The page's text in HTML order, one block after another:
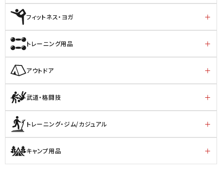
フィットネス・ヨガ
トレーニング用品
アウトドア
武道・格闘技
トレーニング・ジム/カジュアル
キャンプ用品